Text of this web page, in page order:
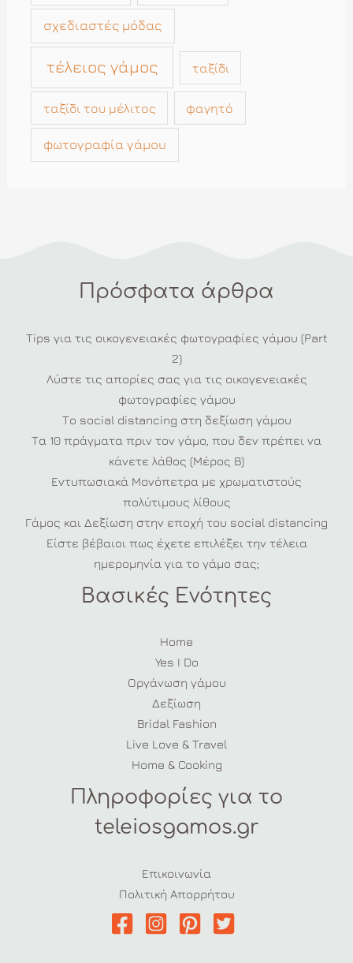
σχεδιαστές μόδας
τέλειος γάμος ταξίδι
ταξίδι του μέλιτος φαγητό
φωτογραφία γάμου
Πρόσφατα άρθρα
Tips για τις οικογενειακές φωτογραφίες γάμου (Part
2)
Λύστε τις απορίες σας για τις οικογενειακές
φωτογραφίες γάμου
Το social distancing στη δεξίωση γάμου
Τα 10 πράγματα πριν τον γάμο, που δεν πρέπει να
κάνετε λάθος (Μέρος Β)
Εντυπωσιακά Μονόπετρα με χρωματιστούς
πολύτιμους λίθους
Γάμος και Δεξίωση στην εποχή του social distancing
Είστε βέβαιοι πως έχετε επιλέξει την τέλεια
ημερομηνία για το γάμο σας;
Βασικές Ενότητες
Home
Yes I Do
Οργάνωση γάμου
Δεξίωση
Bridal Fashion
Live Love & Travel
Home & Cooking
Πληροφορίες για το
teleiosgamos.gr
Επικοινωνία
Πολιτική Απορρήτου